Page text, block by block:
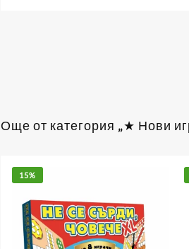
Още от категория „★ Нови
15%